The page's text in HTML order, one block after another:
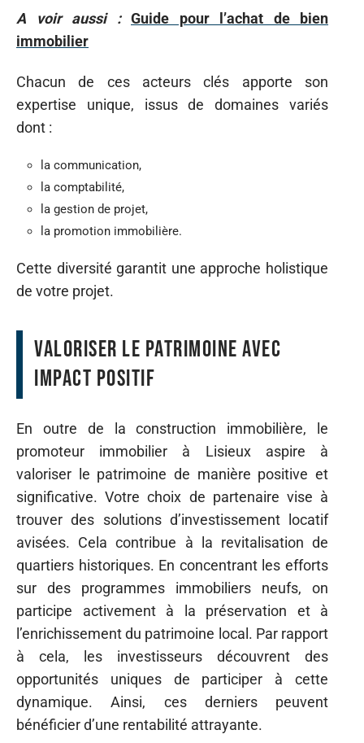
A voir aussi : Guide pour l’achat de bien
immobilier
Chacun de ces acteurs clés apporte son
expertise unique, issus de domaines variés
dont :
la communication,
la comptabilité,
la gestion de projet,
la promotion immobilière.
Cette diversité garantit une approche holistique
de votre projet.
Valoriser le patrimoine avec
impact positif
En outre de la construction immobilière, le
promoteur immobilier à Lisieux aspire à
valoriser le patrimoine de manière positive et
significative. Votre choix de partenaire vise à
trouver des solutions d’investissement locatif
avisées. Cela contribue à la revitalisation de
quartiers historiques. En concentrant les efforts
sur des programmes immobiliers neufs, on
participe activement à la préservation et à
l’enrichissement du patrimoine local. Par rapport
à cela, les investisseurs découvrent des
opportunités uniques de participer à cette
dynamique. Ainsi, ces derniers peuvent
bénéficier d’une rentabilité attrayante.